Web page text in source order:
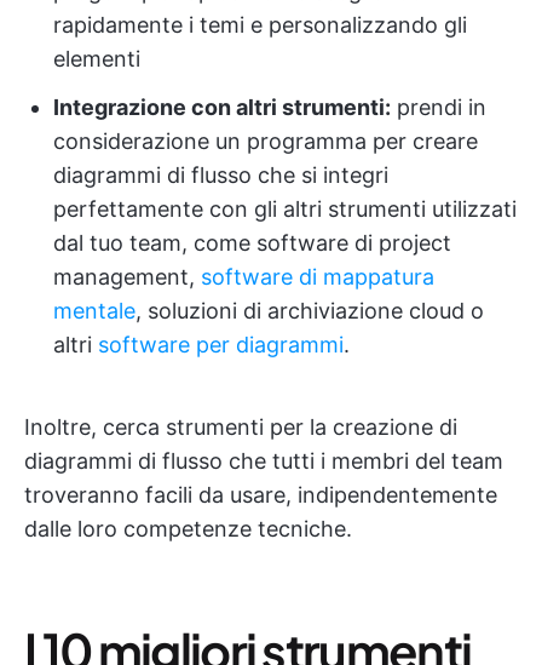
rapidamente i temi e personalizzando gli
elementi
Integrazione con altri strumenti: prendi in
considerazione un programma per creare
diagrammi di flusso che si integri
perfettamente con gli altri strumenti utilizzati
dal tuo team, come software di project
management, software di mappatura
mentale, soluzioni di archiviazione cloud o
altri software per diagrammi.
Inoltre, cerca strumenti per la creazione di
diagrammi di flusso che tutti i membri del team
troveranno facili da usare, indipendentemente
dalle loro competenze tecniche.
I 10 migliori strumenti